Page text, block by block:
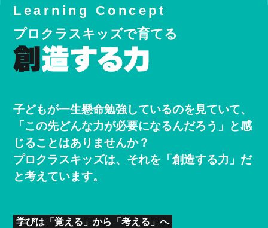
Learning Concept
プロクラスキッズで育てる
子どもが一生懸命勉強しているのを見ていて、
「この先どんな力が必要になるんだろう」と感
じることはありませんか？
プロクラスキッズは、それを「創造する力」だ
と考えています。
学びは「覚える」から「考える」へ